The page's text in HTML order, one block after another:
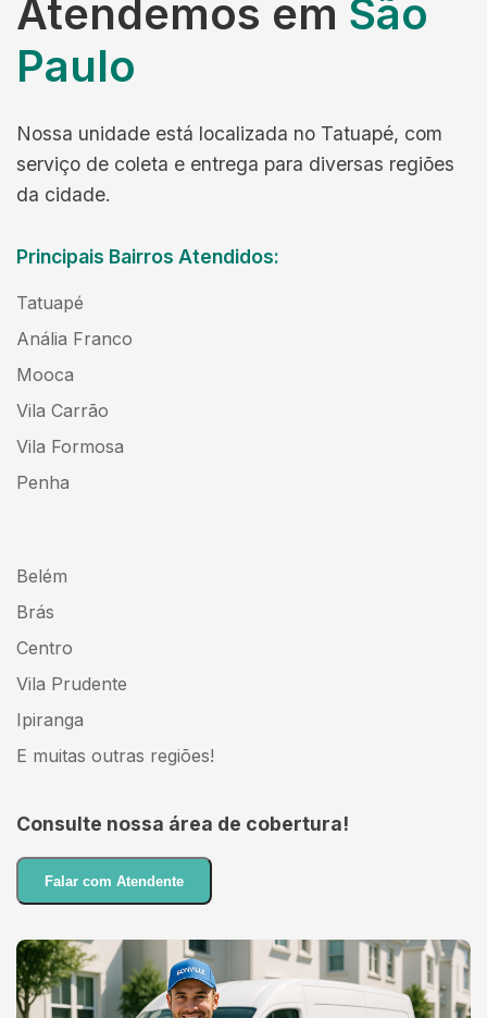
Atendemos em São
Paulo
Nossa unidade está localizada no Tatuapé, com
serviço de coleta e entrega para diversas regiões
da cidade.
Principais Bairros Atendidos:
Tatuapé
Anália Franco
Mooca
Vila Carrão
Vila Formosa
Penha
Belém
Brás
Centro
Vila Prudente
Ipiranga
E muitas outras regiões!
Consulte nossa área de cobertura!
Falar com Atendente